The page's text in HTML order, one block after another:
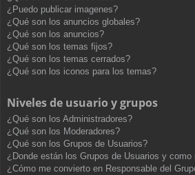
¿Puedo publicar imagenes?
¿Qué son los anuncios globales?
¿Qué son los anuncios?
¿Qué son los temas fijos?
¿Qué son los temas cerrados?
¿Qué son los iconos para los temas?
Niveles de usuario y grupos
¿Qué son los Administradores?
¿Qué son los Moderadores?
¿Qué son los Grupos de Usuarios?
¿Donde están los Grupos de Usuarios y como
¿Cómo me convierto en Responsable del